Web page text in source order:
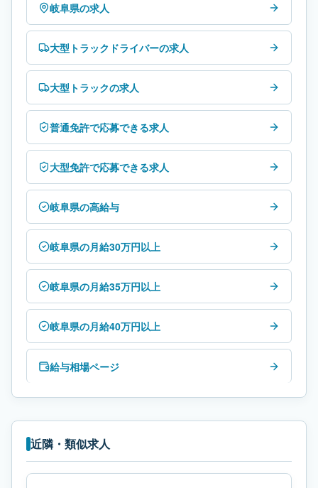
岐阜県の求人
大型トラックドライバーの求人
大型トラックの求人
普通免許で応募できる求人
大型免許で応募できる求人
岐阜県の高給与
岐阜県の月給30万円以上
岐阜県の月給35万円以上
岐阜県の月給40万円以上
給与相場ページ
近隣・類似求人